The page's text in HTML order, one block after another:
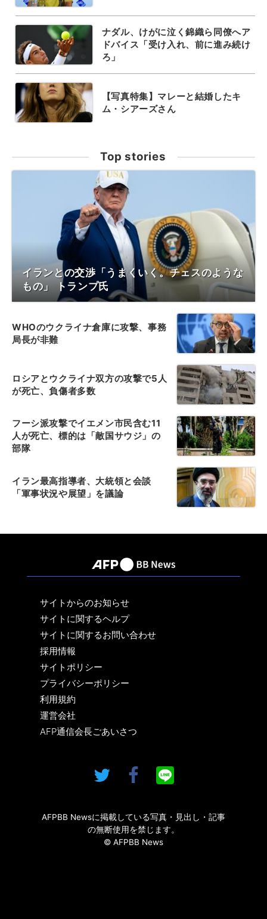
ナダル、けがに泣く錦織ら同僚へア
ドバイス「受け入れ、前に進み続け
ろ」
【写真特集】マレーと結婚したキ
ム・シアーズさん
Top stories
イランとの交渉「うまくいく。チェスのような
もの」 トランプ氏
WHOのウクライナ倉庫に攻撃、事務
局長が非難
ロシアとウクライナ双方の攻撃で5人
が死亡、負傷者多数
フーシ派攻撃でイエメン市民含む11
人が死亡、標的は「敵国サウジ」の
部隊
イラン最高指導者、大統領と会談
「軍事状況や展望」を議論
サイトからのお知らせ
サイトに関するヘルプ
サイトに関するお問い合わせ
採用情報
サイトポリシー
プライバシーポリシー
利用規約
運営会社
AFP通信会長ごあいさつ
AFPBB Newsに掲載している写真・見出し・記事
の無断使用を禁じます。
© AFPBB News